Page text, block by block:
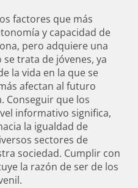
factores que más
y capacidad de
pero adquiere una
trata de jóvenes, ya
la vida en la que se
afectan al futuro
Conseguir que los
informativo significa,
la igualdad de
sectores de
sociedad. Cumplir con
la razón de ser de los